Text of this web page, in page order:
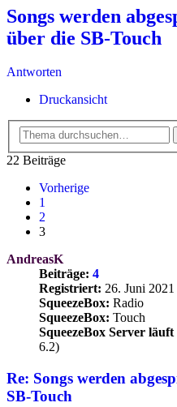
Songs werden
über die SB-Touch
Antworten
Druckansicht
22 Beiträge
Vorherige
1
2
3
AndreasK
Beiträge: 4
Registriert: 26. Juni
SqueezeBox: Radio
SqueezeBox: Touch
SqueezeBox Server läuft
6.2)
Re: Songs werden
SB-Touch